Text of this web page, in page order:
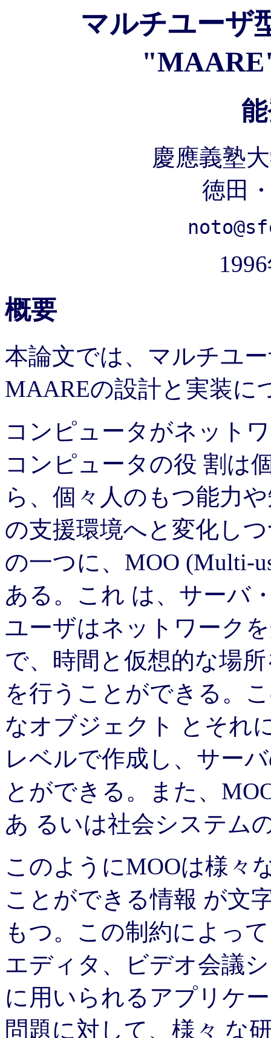
マルチユーザ
慶應義塾
徳田
概要
本論文では、マルチユ
MAAREの設計と実装に
コンピュータがネット
コンピュータの役 割は
ら、個々人のもつ能力
の支援環境へと変化し
の一つに、MOO (Multi-
ある。これ は、サーバ
ユーザはネットワーク
で、時間と仮想的な場
を行うことができる。
なオブジェクト とそれ
レベルで作成し、サー
とができる。また、
あ るいは社会システム
このようにMOOは様々
ことができる情報 が文
もつ。この制約によっ
エディタ、ビデオ会議
に用いられるアプリケ
問題に対して、様々 な